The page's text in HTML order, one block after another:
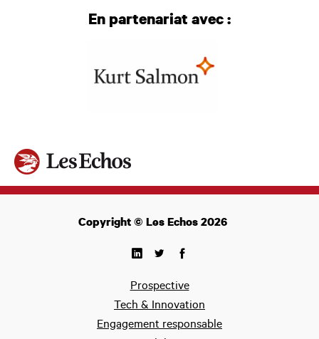
En partenariat avec :
Copyright © Les Echos 2026
Prospective
Tech & Innovation
Engagement responsable